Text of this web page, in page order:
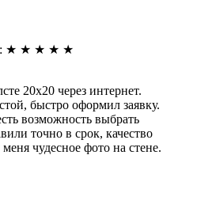
: ★ ★ ★ ★ ★
20х20 через интернет.
быстро оформил заявку.
возможность выбрать
точно в срок, качество
чудесное фото на стене.